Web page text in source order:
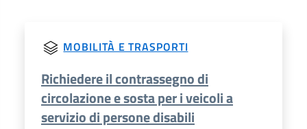
MOBILITÀ E TRASPORTI
Richiedere il contrassegno di
circolazione e sosta per i veicoli a
servizio di persone disabili